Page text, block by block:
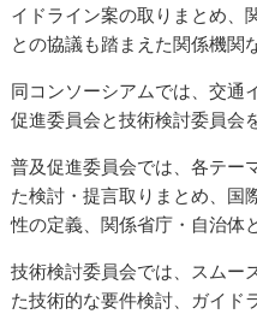
イドライン案の取りまとめ、
との協議も踏まえた関係機関
同コンソーシアムでは、交通
促進委員会と技術検討委員会
普及促進委員会では、各テー
た検討・提言取りまとめ、国
性の定義、関係省庁・自治体
技術検討委員会では、スムー
た技術的な要件検討、ガイド